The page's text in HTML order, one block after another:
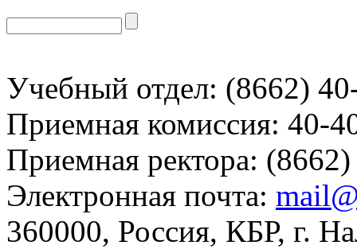
Учебный отдел: (8662)
Приемная комиссия: 40-
Приемная ректора:
Электронная почта:
360000, Россия, КБР, г.